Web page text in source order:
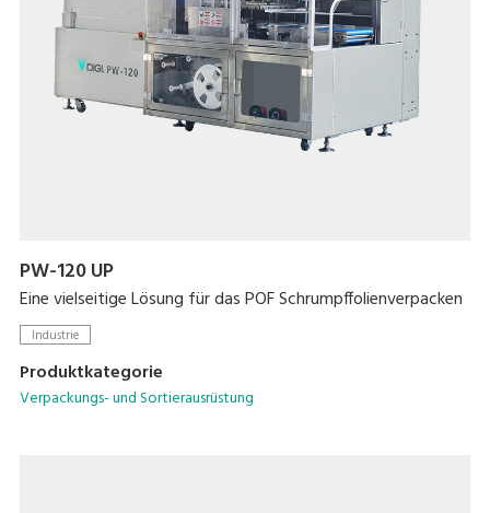
PW-120 UP
Eine vielseitige Lösung für das POF Schrumpffolienverpacken
Industrie
Produktkategorie
Verpackungs- und Sortierausrüstung